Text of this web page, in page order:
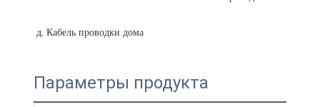
Параметры продукта